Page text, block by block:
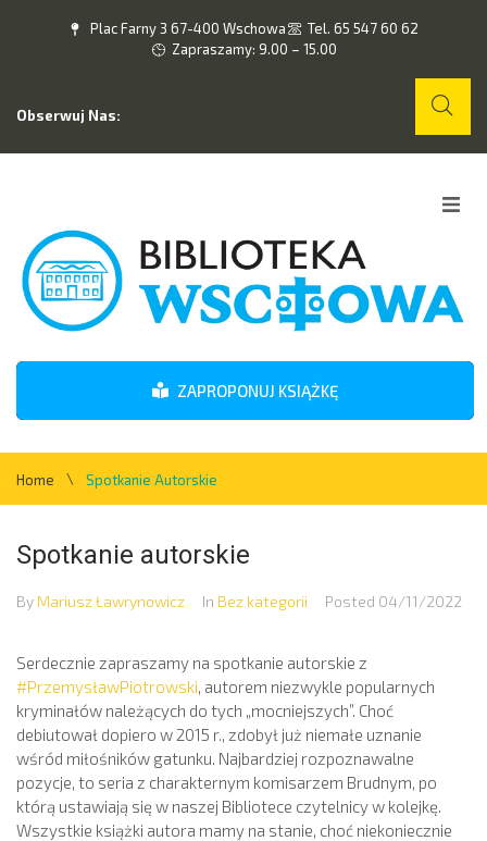
Plac Farny 3 67-400 Wschowa
Tel. 65 547 60 62
Zapraszamy: 9.00 – 15.00
Obserwuj Nas:
O nas
Wydarzenia
Kontakt
ZAPROPONUJ KSIĄŻKĘ
Home \ Spotkanie Autorskie
Spotkanie autorskie
By Mariusz Ławrynowicz In Bez kategorii Posted 04/11/2022
Serdecznie zapraszamy na spotkanie autorskie z
#PrzemysławPiotrowski , autorem niezwykle popularnych
kryminałów należących do tych „mocniejszych”. Choć
debiutował dopiero w 2015 r., zdobył już niemałe uznanie
wśród miłośników gatunku. Najbardziej rozpoznawalne
pozycje, to seria z charakternym komisarzem Brudnym, po
którą ustawiają się w naszej Bibliotece czytelnicy w kolejkę.
Wszystkie książki autora mamy na stanie, choć niekoniecznie